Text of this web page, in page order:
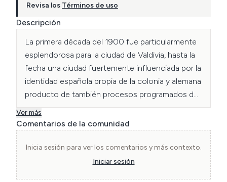
Revisa los Términos de uso
Descripción
La primera década del 1900 fue particularmente
esplendorosa para la ciudad de Valdivia, hasta la
fecha una ciudad fuertemente influenciada por la
identidad española propia de la colonia y alemana
producto de también procesos programados de
colonización en el sur de chile. El gran incendio
del año 1909 fue un hito que sin duda marca la
ciudad fluvial que hasta esa fecha tuvo
profundamente arraigada la vanguardia en su
construcción, reflejada tanto en la disposición
Ver más
Comentarios de la comunidad
Inicia sesión para ver los comentarios y más contexto.
Iniciar sesión